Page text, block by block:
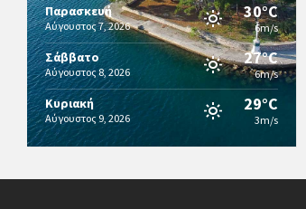
Παρασκευή
Αύγουστος 7, 2026
30°C
6m/s
Σάββατο
Αύγουστος 8, 2026
27°C
6m/s
Κυριακή
Αύγουστος 9, 2026
29°C
3m/s